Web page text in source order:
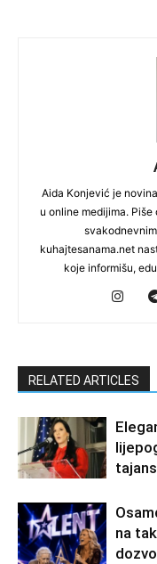
Aida Konjević je
u online medijima.
kuhajtesanama.net
koje informišu,
RELATED ARTICLES
na